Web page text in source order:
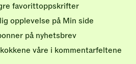
favorittoppskrifter
opplevelse på Min side
på nyhetsbrev
våre i kommentarfeltene